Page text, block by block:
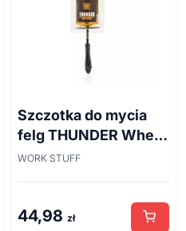
Szczotka do mycia
felg THUNDER Wheel
Brush 45cm
WORK STUFF
44,98 zł